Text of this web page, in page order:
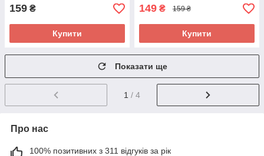
159 ₴
Купити
149 ₴ 159 ₴
Купити
Показати ще
1 / 4
Про нас
100% позитивних з 311 відгуків за рік